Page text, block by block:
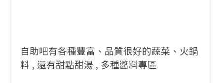
自助吧有各種豐富、品質很好的蔬菜、火鍋
料 , 還有甜點甜湯 , 多種醬料專區